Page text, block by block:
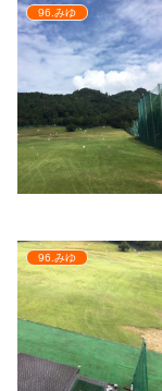
96.みゆ
96.みゆ